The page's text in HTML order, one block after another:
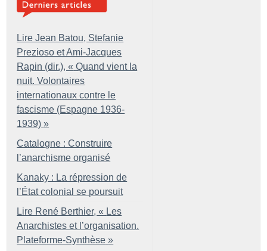
Lire Jean Batou, Stefanie
Prezioso et Ami-Jacques
Rapin (dir.), « Quand vient la
nuit. Volontaires
internationaux contre le
fascisme (Espagne 1936-
1939) »
Catalogne : Construire
l’anarchisme organisé
Kanaky : La répression de
l’État colonial se poursuit
Lire René Berthier, « Les
Anarchistes et l’organisation.
Plateforme-Synthèse »